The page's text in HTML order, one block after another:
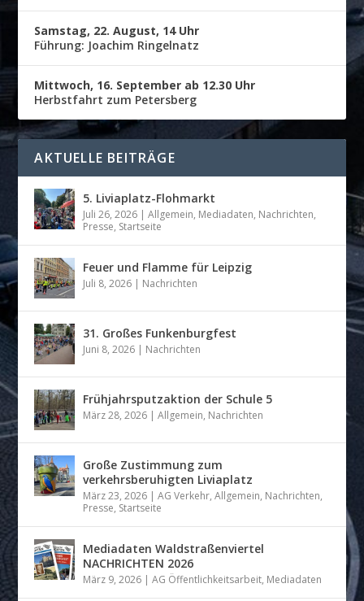
Samstag, 22. August, 14 Uhr
Führung: Joachim Ringelnatz
Mittwoch, 16. September ab 12.30 Uhr
Herbstfahrt zum Petersberg
AKTUELLE BEITRÄGE
5. Liviaplatz-Flohmarkt
Juli 26, 2026 |Allgemein, Mediadaten, Nachrichten,
Presse, Startseite
Feuer und Flamme für Leipzig
Juli 8, 2026 | Nachrichten
31. Großes Funkenburgfest
Juni 8, 2026 | Nachrichten
Frühjahrsputzaktion der Schule 5
März 28, 2026 |Allgemein, Nachrichten
Große Zustimmung zum
verkehrsberuhigten Liviaplatz
März 23, 2026 |AG Verkehr,Allgemein, Nachrichten,
Presse, Startseite
Mediadaten Waldstraßenviertel
NACHRICHTEN 2026
März 9, 2026 |AG Öffentlichkeitsarbeit, Mediadaten